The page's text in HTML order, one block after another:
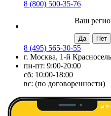
8 (800) 500-35-76
Ваш
8 (495) 565-30-55
г. Москва, 1-й
пн-пт: 9:00-20:00
сб: 10:00-18:00
вс: (по договоренности)